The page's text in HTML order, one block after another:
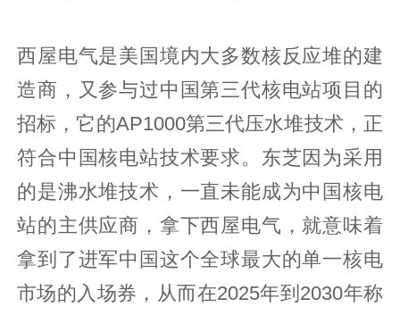
西屋电气是美国境内大多数核反应堆的建
造商，又参与过中国第三代核电站项目的
招标，它的AP1000第三代压水堆技术，正
符合中国核电站技术要求。东芝因为采用
的是沸水堆技术，一直未能成为中国核电
站的主供应商，拿下西屋电气，就意味着
拿到了进军中国这个全球最大的单一核电
市场的入场券，从而在2025年到2030年称